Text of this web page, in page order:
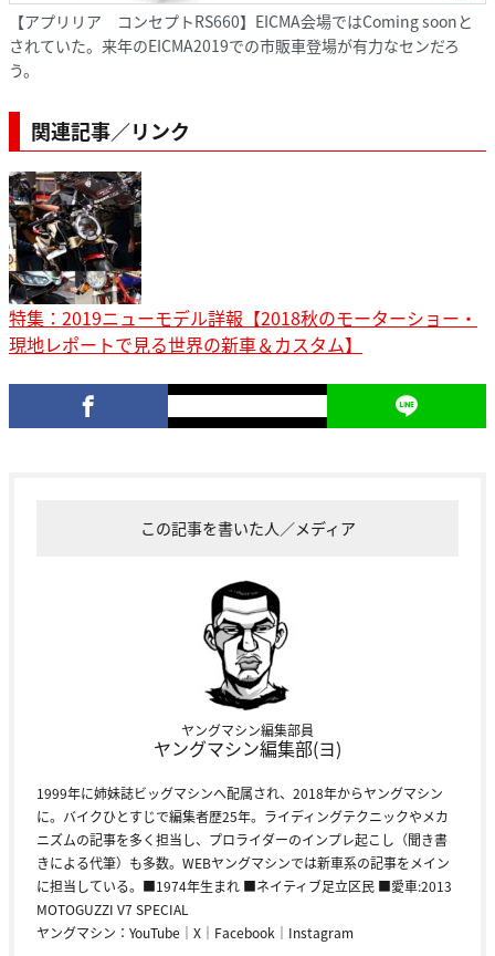
【アプリリア コンセプトRS660】EICMA会場ではComing soonと
されていた。来年のEICMA2019での市販車登場が有力なセンだろ
う。
関連記事／リンク
特集：2019ニューモデル詳報【2018秋のモーターショー・
現地レポートで見る世界の新車＆カスタム】
この記事を書いた人／メディア
ヤングマシン編集部員
ヤングマシン編集部(ヨ)
1999年に姉妹誌ビッグマシンへ配属され、2018年からヤングマシン
に。バイクひとすじで編集者歴25年。ライディングテクニックやメカ
ニズムの記事を多く担当し、プロライダーのインプレ起こし（聞き書
きによる代筆）も多数。WEBヤングマシンでは新車系の記事をメイン
に担当している。■1974年生まれ ■ネイティブ足立区民 ■愛車:2013
MOTOGUZZI V7 SPECIAL
ヤングマシン： YouTube ｜ X ｜ Facebook ｜ Instagram